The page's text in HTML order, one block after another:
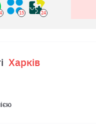
15 24
Харкiв